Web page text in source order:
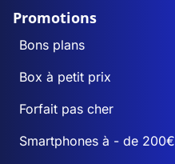
Promotions
Bons plans
Box à petit prix
Forfait pas cher
Smartphones à - de 200€